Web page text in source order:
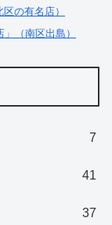
の有名店）
（南区出島）
7
41
37